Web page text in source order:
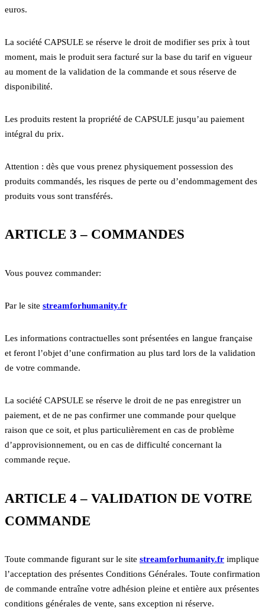
euros.
La société CAPSULE se réserve le droit de modifier ses prix à tout
moment, mais le produit sera facturé sur la base du tarif en vigueur
au moment de la validation de la commande et sous réserve de
disponibilité.
Les produits restent la propriété de CAPSULE jusqu’au paiement
intégral du prix.
Attention : dès que vous prenez physiquement possession des
produits commandés, les risques de perte ou d’endommagement des
produits vous sont transférés.
ARTICLE 3 – COMMANDES
Vous pouvez commander:
Par le site streamforhumanity.fr
Les informations contractuelles sont présentées en langue française
et feront l’objet d’une confirmation au plus tard lors de la validation
de votre commande.
La société CAPSULE se réserve le droit de ne pas enregistrer un
paiement, et de ne pas confirmer une commande pour quelque
raison que ce soit, et plus particulièrement en cas de problème
d’approvisionnement, ou en cas de difficulté concernant la
commande reçue.
ARTICLE 4 – VALIDATION DE VOTRE
COMMANDE
Toute commande figurant sur le site streamforhumanity.fr implique
l’acceptation des présentes Conditions Générales. Toute confirmation
de commande entraîne votre adhésion pleine et entière aux présentes
conditions générales de vente, sans exception ni réserve.